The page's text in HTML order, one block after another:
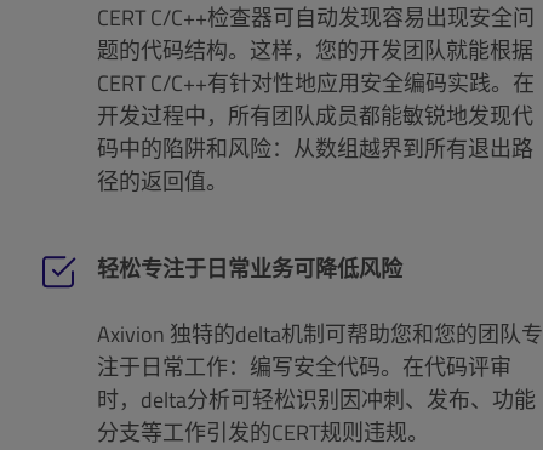
CERT C/C++检查器可自动发现容易出现安全问
题的代码结构。这样，您的开发团队就能根据
CERT C/C++有针对性地应用安全编码实践。在
开发过程中，所有团队成员都能敏锐地发现代
码中的陷阱和风险：从数组越界到所有退出路
径的返回值。
轻松专注于日常业务可降低风险
Axivion 独特的delta机制可帮助您和您的团队专
注于日常工作：编写安全代码。在代码评审
时，delta分析可轻松识别因冲刺、发布、功能
分支等工作引发的CERT规则违规。